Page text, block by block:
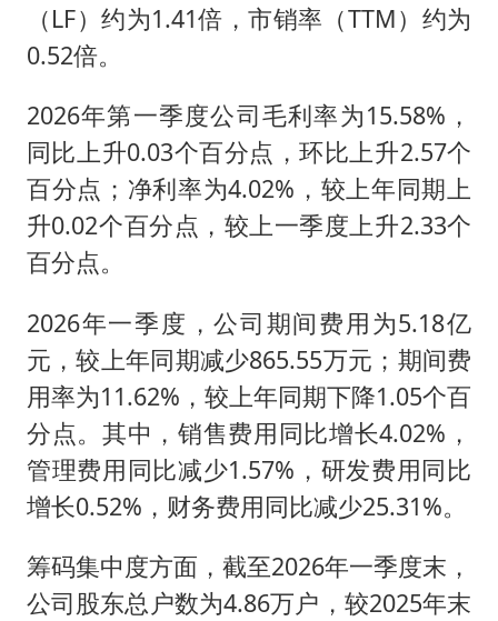
（LF）约为1.41倍，市销率（TTM）约为
0.52倍。
2026年第一季度公司毛利率为15.58%，
同比上升0.03个百分点，环比上升2.57个
百分点；净利率为4.02%，较上年同期上
升0.02个百分点，较上一季度上升2.33个
百分点。
2026年一季度，公司期间费用为5.18亿
元，较上年同期减少865.55万元；期间费
用率为11.62%，较上年同期下降1.05个百
分点。其中，销售费用同比增长4.02%，
管理费用同比减少1.57%，研发费用同比
增长0.52%，财务费用同比减少25.31%。
筹码集中度方面，截至2026年一季度末，
公司股东总户数为4.86万户，较2025年末